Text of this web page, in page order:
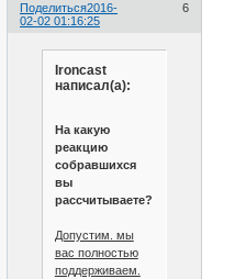
Поделиться 6
2016-
02-02 01:16:25
Ironcast
написал(а):
На какую
реакцию
собравшихся
вы
рассчитываете?
Допустим. мы
вас полностью
поддерживаем.